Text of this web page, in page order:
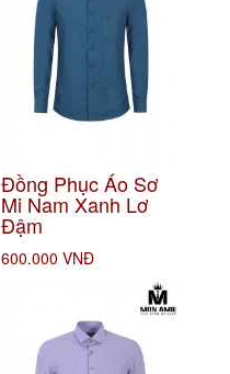
Đồng Phục Áo Sơ
Mi Nam Xanh Lơ
Đậm
600.000 VNĐ